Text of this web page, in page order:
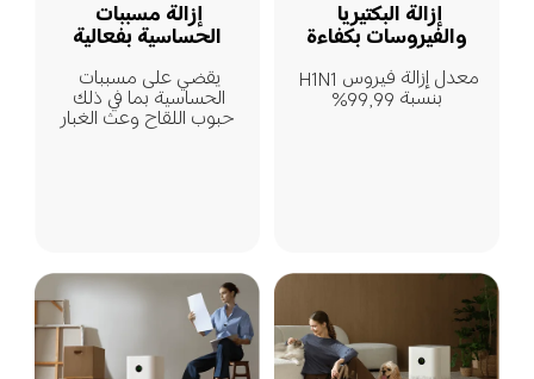
إزالة مسببات
الحساسية بفعالية
يقضي على مسببات
الحساسية بما في ذلك
حبوب اللقاح وعث الغبار
إزالة البكتيريا
والفيروسات بكفاءة
بنسبة 99,99%